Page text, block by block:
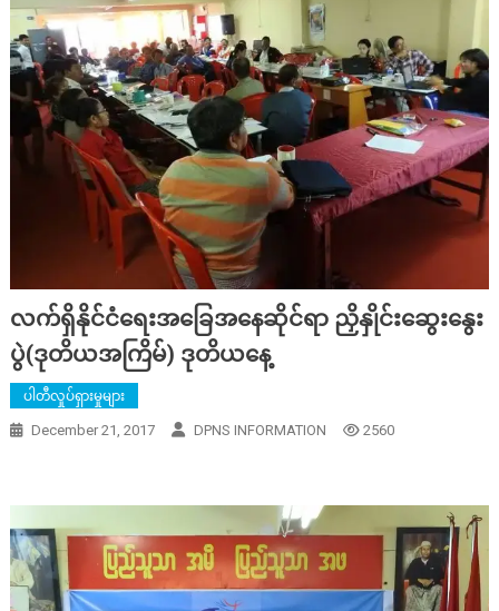
လက်ရှိနိုင်ငံရေးအခြေအနေဆိုင်ရာ ညှိနှိုင်းဆွေးနွေး
ပွဲ(ဒုတိယအကြိမ်) ဒုတိယနေ့
ပါတီလှုပ်ရှားမှုများ
December 21, 2017 DPNS INFORMATION 2560